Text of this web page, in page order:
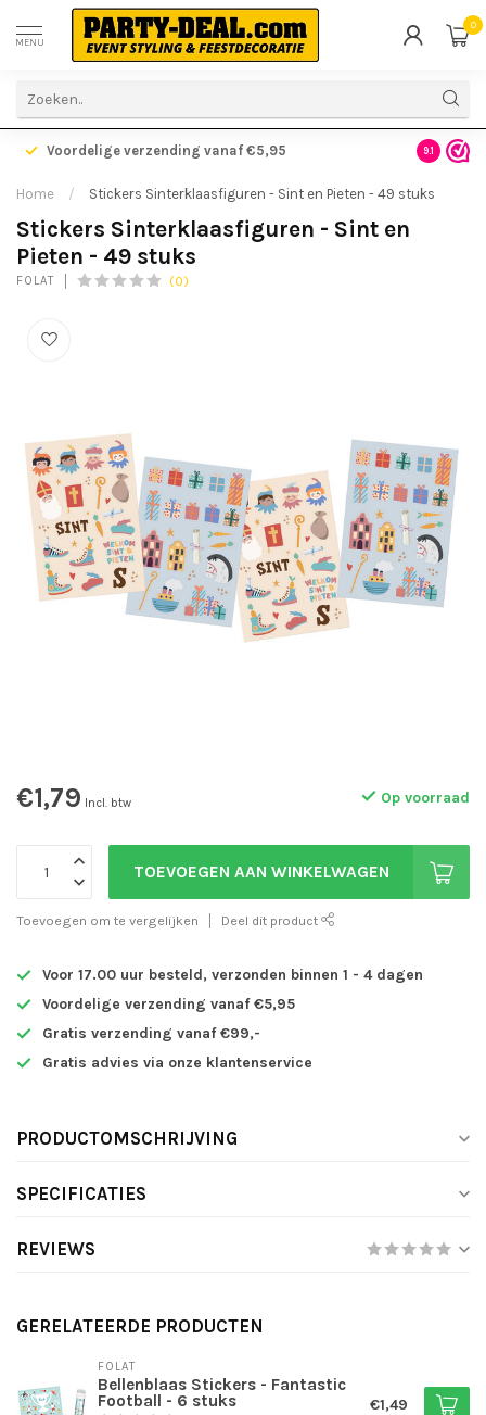
MENU
0
Voordelige verzending vanaf €5,95 Gratis
9.1
Home / Stickers Sinterklaasfiguren - Sint en Pieten - 49 stuks
Stickers Sinterklaasfiguren - Sint en
Pieten - 49 stuks
FOLAT (0)
€1,79 Incl. btw Op voorraad
TOEVOEGEN AAN WINKELWAGEN
Toevoegen om te vergelijken Deel dit product
Voor 17.00 uur besteld, verzonden binnen 1 - 4 dagen
Voordelige verzending vanaf €5,95
Gratis verzending vanaf €99,-
Gratis advies via onze klantenservice
PRODUCTOMSCHRIJVING
SPECIFICATIES
REVIEWS
GERELATEERDE PRODUCTEN
FOLAT
Bellenblaas Stickers - Fantastic
Football - 6 stuks
€1,49